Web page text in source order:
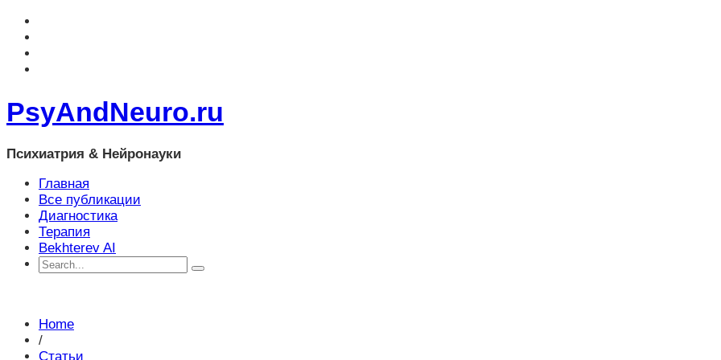
PsyAndNeuro.ru
Психиатрия & Нейронауки
Главная
Все публикации
Диагностика
Терапия
Bekhterev AI
Home
/
Статьи